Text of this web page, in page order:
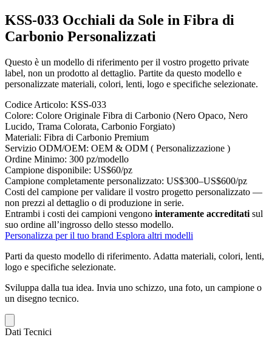
KSS-033 Occhiali da Sole in Fibra di
Carbonio Personalizzati
Questo è un modello di riferimento per il vostro progetto private
label, non un prodotto al dettaglio. Partite da questo modello e
personalizzate materiali, colori, lenti, logo e specifiche selezionate.
Codice Articolo: KSS-033
Colore: Colore Originale Fibra di Carbonio (Nero Opaco, Nero
Lucido, Trama Colorata, Carbonio Forgiato)
Materiali: Fibra di Carbonio Premium
Servizio ODM/OEM: OEM & ODM ( Personalizzazione )
Ordine Minimo: 300 pz/modello
Campione disponibile: US$60/pz
Campione completamente personalizzato: US$300–US$600/pz
Costi del campione per validare il vostro progetto personalizzato —
non prezzi al dettaglio o di produzione in serie.
Entrambi i costi dei campioni vengono interamente accreditati sul
suo ordine all’ingrosso dello stesso modello.
Personalizza per il tuo brand Esplora altri modelli
Parti da questo modello di riferimento. Adatta materiali, colori, lenti,
logo e specifiche selezionate.
Sviluppa dalla tua idea. Invia uno schizzo, una foto, un campione o
un disegno tecnico.
Dati Tecnici